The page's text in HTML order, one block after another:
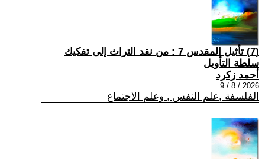
(7) تأثيل المقدس 7 : من نقد التراث إلى تفكيك
سلطة التأويل
أحمد زكرد
2026 / 8 / 9
الفلسفة ,علم النفس , وعلم الاجتماع